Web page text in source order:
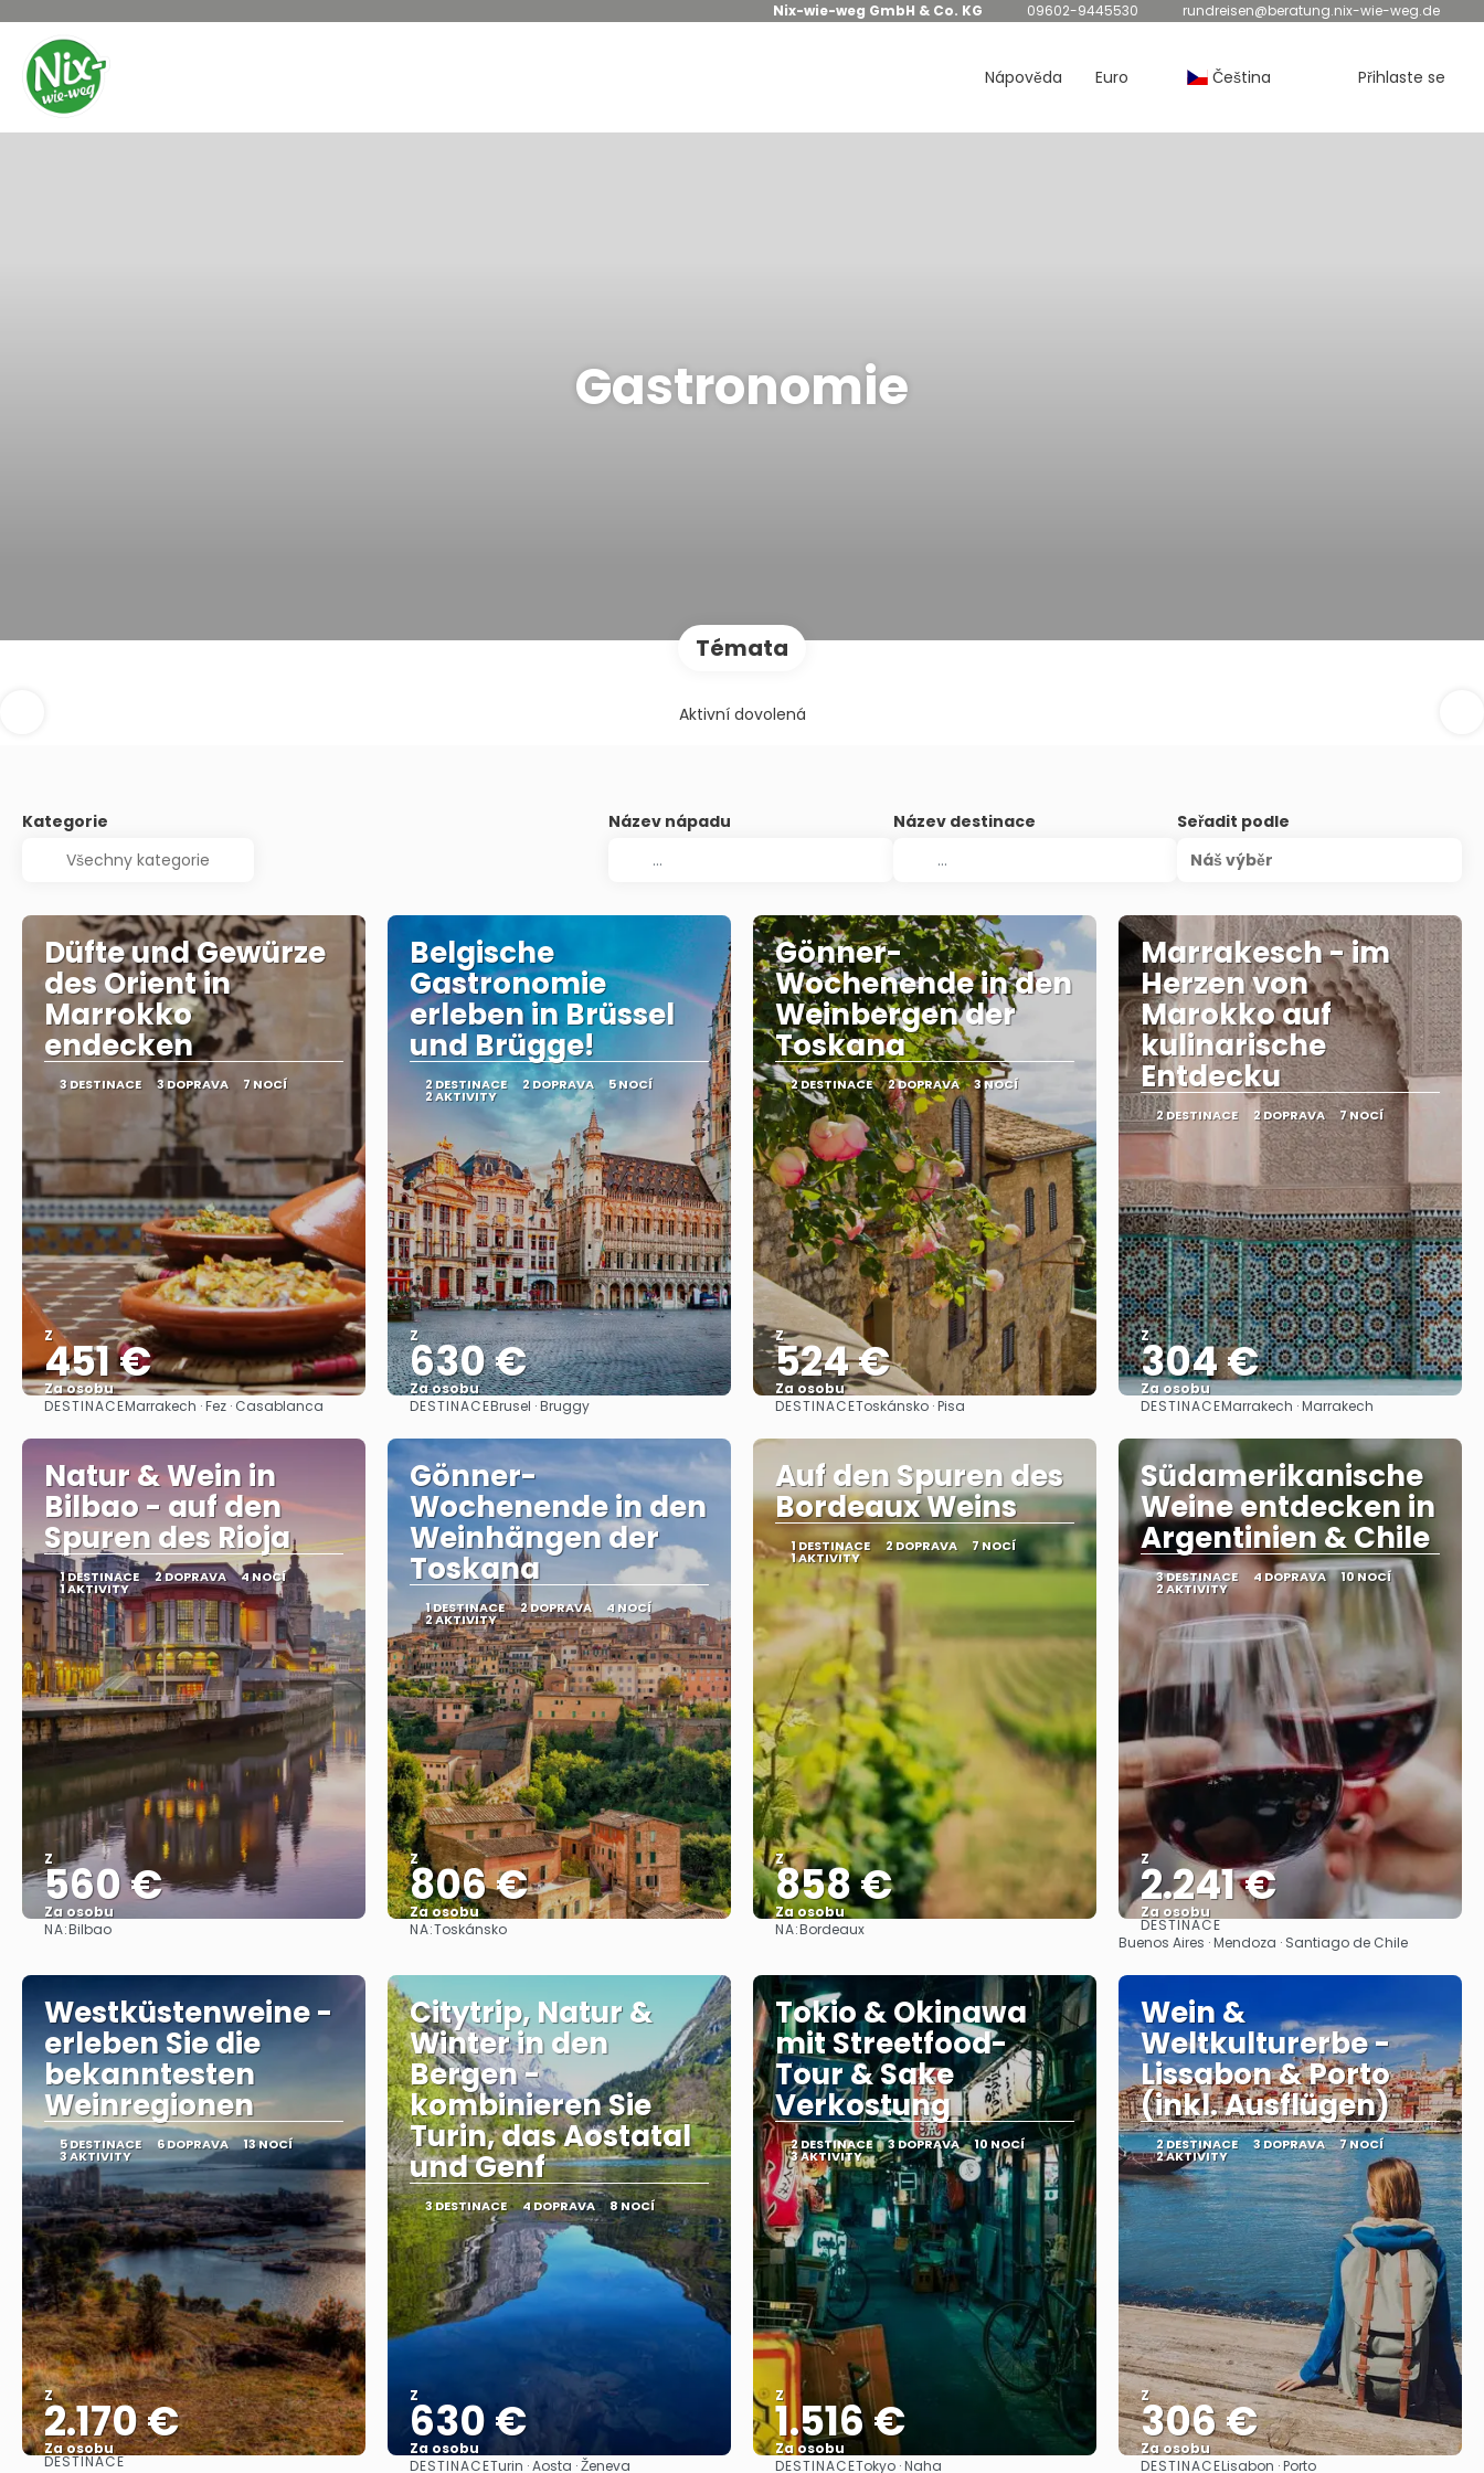
Nix-wie-weg GmbH & Co. KG 09602-9445530 rundreisen@beratung.nix-wie-weg.de
Nápověda Euro Čeština Přihlaste se
Gastronomie
Témata
Aktivní dovolená
Kategorie Název nápadu Název destinace
Seřadit podle
Náš výběr
Düfte und Gewürze
des Orient in
Marrokko
endecken
3 DESTINACE 3 DOPRAVA 7 NOCÍ
Z
451 €
Za osobu
Zobrazit
DESTINACEMarrakech · Fez · Casablanca
Belgische
Gastronomie
erleben in Brüssel
und Brügge!
2 DESTINACE 2 DOPRAVA 5 NOCÍ
2 AKTIVITY
Z
630 €
Za osobu
Zobrazit
DESTINACEBrusel · Bruggy
Gönner-
Wochenende in den
Weinbergen der
Toskana
2 DESTINACE 2 DOPRAVA 3 NOCÍ
Z
524 €
Za osobu
Zobrazit
DESTINACEToskánsko · Pisa
Marrakesch - im
Herzen von
Marokko auf
kulinarische
Entdecku
2 DESTINACE 2 DOPRAVA 7 NOCÍ
Z
304 €
Za osobu
Zobrazit
DESTINACEMarrakech · Marrakech
Natur & Wein in
Bilbao - auf den
Spuren des Rioja
1 DESTINACE 2 DOPRAVA 4 NOCÍ
1 AKTIVITY
Z
560 €
Za osobu
NA:Bilbao
Gönner-
Wochenende in den
Weinhängen der
Toskana
1 DESTINACE 2 DOPRAVA 4 NOCÍ
2 AKTIVITY
Z
806 €
Za osobu
NA:Toskánsko
Auf den Spuren des
Bordeaux Weins
1 DESTINACE 2 DOPRAVA 7 NOCÍ
1 AKTIVITY
Z
858 €
Za osobu
NA:Bordeaux
Südamerikanische
Weine entdecken in
Argentinien & Chile
3 DESTINACE 4 DOPRAVA 10 NOCÍ
2 AKTIVITY
Z
2.241 €
Za osobu
Zobrazit
DESTINACE
Buenos Aires · Mendoza · Santiago de Chile
Westküstenweine -
erleben Sie die
bekanntesten
Weinregionen
5 DESTINACE 6 DOPRAVA 13 NOCÍ
3 AKTIVITY
Z
2.170 €
Za osobu
DESTINACE
Citytrip, Natur &
Winter in den
Bergen -
kombinieren Sie
Turin, das Aostatal
und Genf
3 DESTINACE 4 DOPRAVA 8 NOCÍ
Z
630 €
Za osobu
DESTINACETurin · Aosta · Ženeva
Tokio & Okinawa
mit Streetfood-
Tour & Sake
Verkostung
2 DESTINACE 3 DOPRAVA 10 NOCÍ
3 AKTIVITY
Z
1.516 €
Za osobu
DESTINACETokyo · Naha
Wein &
Weltkulturerbe -
Lissabon & Porto
(inkl. Ausflügen)
2 DESTINACE 3 DOPRAVA 7 NOCÍ
2 AKTIVITY
Z
306 €
Za osobu
DESTINACELisabon · Porto